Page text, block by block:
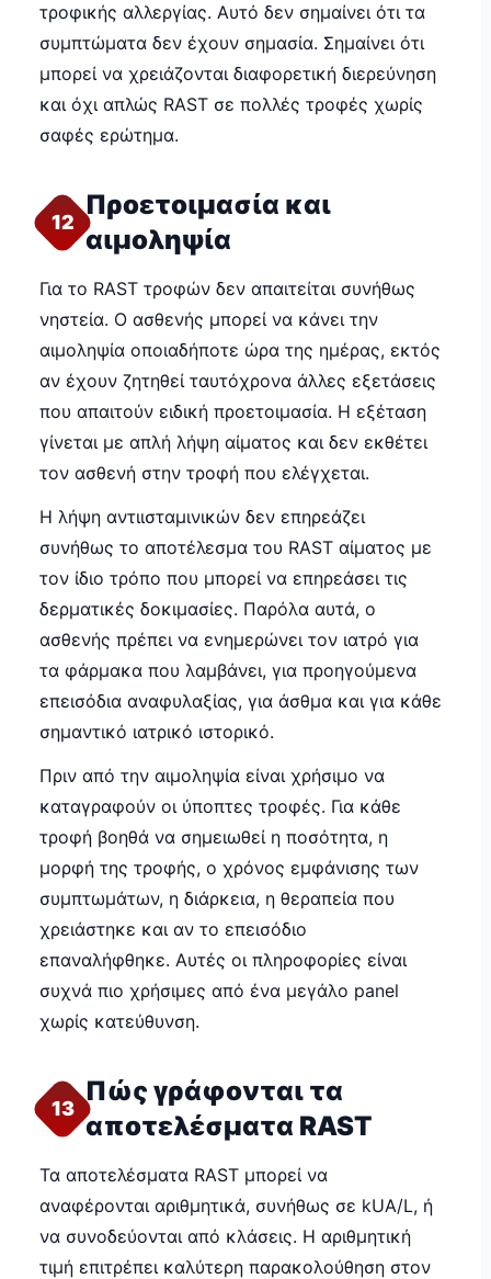
τροφικής αλλεργίας. Αυτό δεν σημαίνει ότι τα
συμπτώματα δεν έχουν σημασία. Σημαίνει ότι
μπορεί να χρειάζονται διαφορετική διερεύνηση
και όχι απλώς RAST σε πολλές τροφές χωρίς
σαφές ερώτημα.
12
Προετοιμασία και
αιμοληψία
Για το RAST τροφών δεν απαιτείται συνήθως
νηστεία. Ο ασθενής μπορεί να κάνει την
αιμοληψία οποιαδήποτε ώρα της ημέρας, εκτός
αν έχουν ζητηθεί ταυτόχρονα άλλες εξετάσεις
που απαιτούν ειδική προετοιμασία. Η εξέταση
γίνεται με απλή λήψη αίματος και δεν εκθέτει
τον ασθενή στην τροφή που ελέγχεται.
Η λήψη αντιισταμινικών δεν επηρεάζει
συνήθως το αποτέλεσμα του RAST αίματος με
τον ίδιο τρόπο που μπορεί να επηρεάσει τις
δερματικές δοκιμασίες. Παρόλα αυτά, ο
ασθενής πρέπει να ενημερώνει τον ιατρό για
τα φάρμακα που λαμβάνει, για προηγούμενα
επεισόδια αναφυλαξίας, για άσθμα και για κάθε
σημαντικό ιατρικό ιστορικό.
Πριν από την αιμοληψία είναι χρήσιμο να
καταγραφούν οι ύποπτες τροφές. Για κάθε
τροφή βοηθά να σημειωθεί η ποσότητα, η
μορφή της τροφής, ο χρόνος εμφάνισης των
συμπτωμάτων, η διάρκεια, η θεραπεία που
χρειάστηκε και αν το επεισόδιο
επαναλήφθηκε. Αυτές οι πληροφορίες είναι
συχνά πιο χρήσιμες από ένα μεγάλο panel
χωρίς κατεύθυνση.
13
Πώς γράφονται τα
αποτελέσματα RAST
Τα αποτελέσματα RAST μπορεί να
αναφέρονται αριθμητικά, συνήθως σε kUA/L, ή
να συνοδεύονται από κλάσεις. Η αριθμητική
τιμή επιτρέπει καλύτερη παρακολούθηση στον